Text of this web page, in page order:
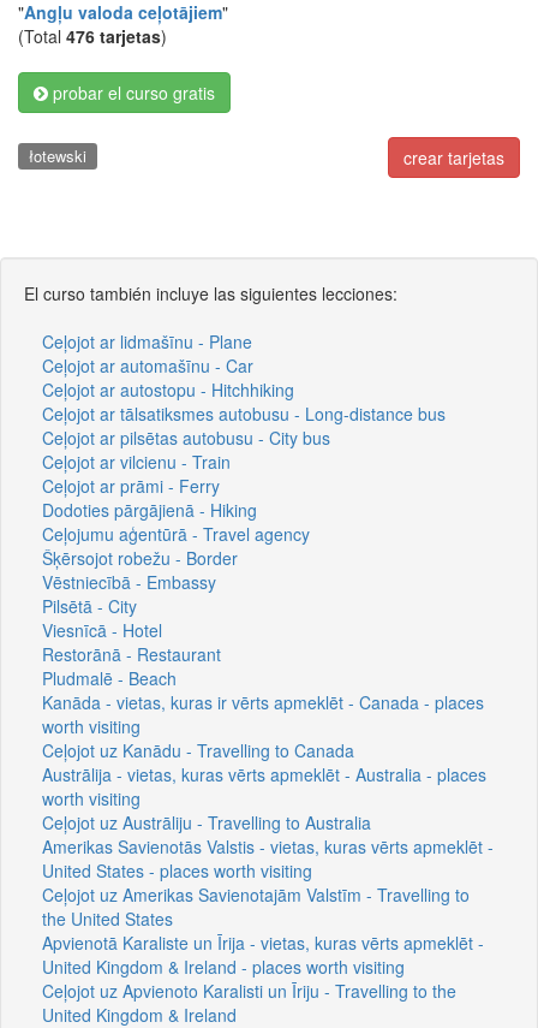
"Angļu valoda ceļotājiem"
(Total 476 tarjetas)
probar el curso gratis
crear tarjetas
łotewski
El curso también incluye las siguientes lecciones:
Ceļojot ar lidmašīnu - Plane
Ceļojot ar automašīnu - Car
Ceļojot ar autostopu - Hitchhiking
Ceļojot ar tālsatiksmes autobusu - Long-distance bus
Ceļojot ar pilsētas autobusu - City bus
Ceļojot ar vilcienu - Train
Ceļojot ar prāmi - Ferry
Dodoties pārgājienā - Hiking
Ceļojumu aģentūrā - Travel agency
Šķērsojot robežu - Border
Vēstniecībā - Embassy
Pilsētā - City
Viesnīcā - Hotel
Restorānā - Restaurant
Pludmalē - Beach
Kanāda - vietas, kuras ir vērts apmeklēt - Canada - places
worth visiting
Ceļojot uz Kanādu - Travelling to Canada
Austrālija - vietas, kuras vērts apmeklēt - Australia - places
worth visiting
Ceļojot uz Austrāliju - Travelling to Australia
Amerikas Savienotās Valstis - vietas, kuras vērts apmeklēt -
United States - places worth visiting
Ceļojot uz Amerikas Savienotajām Valstīm - Travelling to
the United States
Apvienotā Karaliste un Īrija - vietas, kuras vērts apmeklēt -
United Kingdom & Ireland - places worth visiting
Ceļojot uz Apvienoto Karalisti un Īriju - Travelling to the
United Kingdom & Ireland